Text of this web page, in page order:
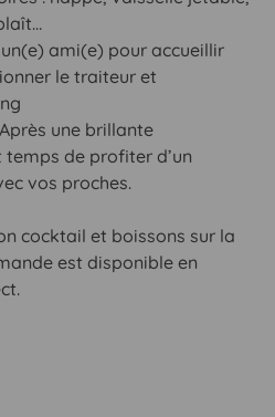
ami(e) pour accueillir
le traiteur et
une brillante
de profiter d’un
vos proches.
cocktail et boissons sur la
est disponible en